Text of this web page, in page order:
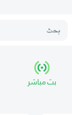
بث مباشر